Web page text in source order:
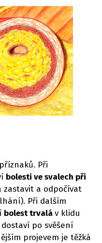
Při
bolesti ve svalech při
a odpočívat
Při dalším
bolest trvaláv klidu
po svěšení
projevem je těžká